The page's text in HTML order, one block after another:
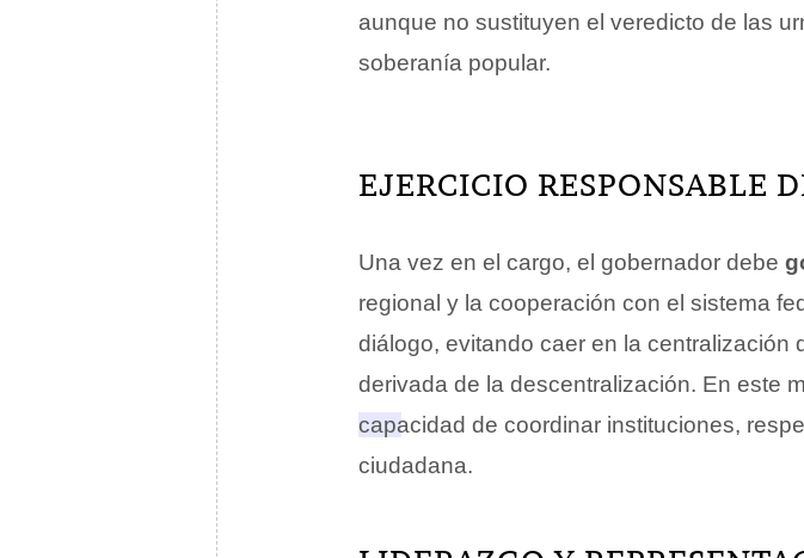
aunque no sustituyen el veredicto de las
soberanía popular.
EJERCICIO RESPONSABLE
Una vez en el cargo, el gobernador debe
regional y la cooperación con el sistema
diálogo, evitando caer en la centralización
derivada de la descentralización. En este
capacidad de coordinar instituciones,
ciudadana.